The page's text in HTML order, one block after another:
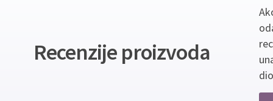
Recenzije proizvoda